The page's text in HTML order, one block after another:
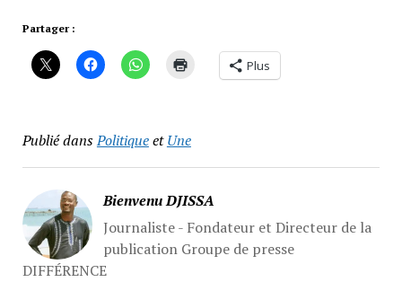
Partager :
Plus
Publié dansPolitiqueetUne
Bienvenu DJISSA
Journaliste - Fondateur et Directeur de la
publication Groupe de presse
DIFFÉRENCE